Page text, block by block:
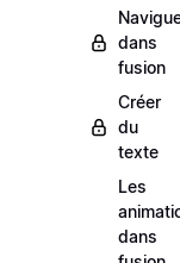
dans
fusion
Créer
du
texte
Les
dans